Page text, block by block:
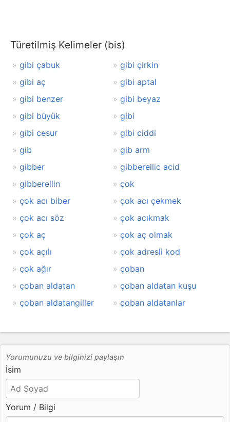
Türetilmiş Kelimeler (bis)
gibi çabuk
gibi çirkin
gibi aç
gibi aptal
gibi benzer
gibi beyaz
gibi büyük
gibi
gibi cesur
gibi ciddi
gib
gib arm
gibber
gibberellic acid
gibberellin
çok
çok acı biber
çok acı çekmek
çok acı söz
çok acıkmak
çok aç
çok aç olmak
çok açılı
çok adresli kod
çok ağır
çoban
çoban aldatan
çoban aldatan kuşu
çoban aldatangiller
çoban aldatanlar
Yorumunuzu ve bilginizi paylaşın
İsim
Yorum / Bilgi